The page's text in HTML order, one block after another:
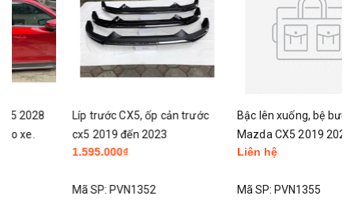
Líp trước CX5, ốp cản trước
cx5 2019 đến 2023
1.595.000₫
PVN1352
Bậc lên xuống, bệ bước chân
Mazda CX5 2019 2020 đến
PVN1355